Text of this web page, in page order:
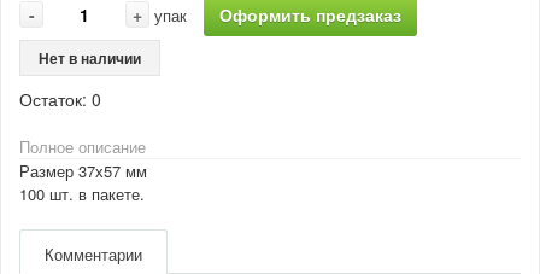
- + упак Оформить предзаказ
Нет в наличии
Остаток: 0
Полное описание
Размер 37х57 мм
100 шт. в пакете.
Комментарии